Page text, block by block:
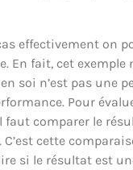
effectivement on
En fait, cet
soi n’est pas une
Pour
faut comparer le
C’est cette
si le résultat est